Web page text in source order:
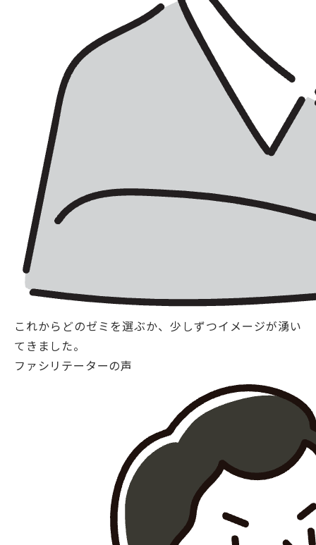
これからどのゼミを選ぶか、少しずつイメージが湧い
てきました。
ファシリテーターの声